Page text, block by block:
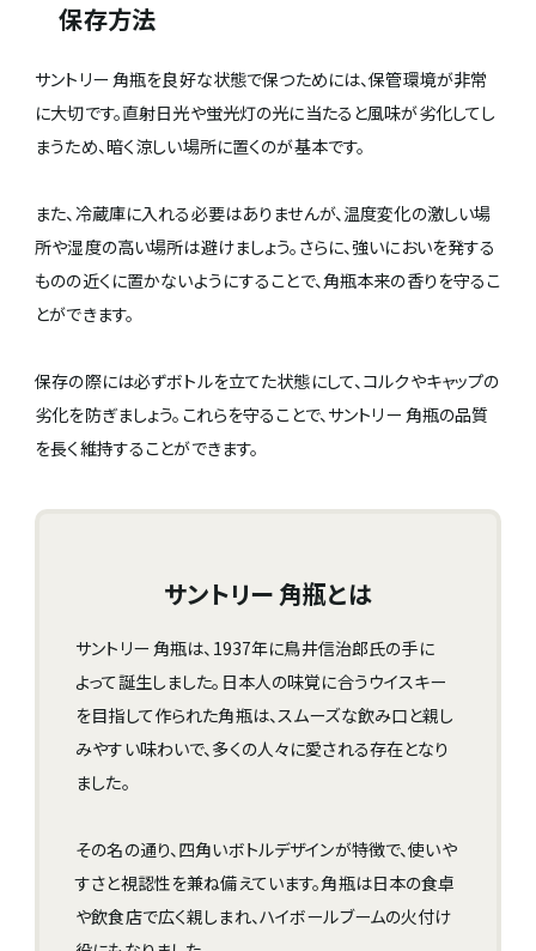
保存方法
サントリー 角瓶を良好な状態で保つためには、保管環境が非常
に大切です。直射日光や蛍光灯の光に当たると風味が劣化してし
まうため、暗く涼しい場所に置くのが基本です。
また、冷蔵庫に入れる必要はありませんが、温度変化の激しい場
所や湿度の高い場所は避けましょう。さらに、強いにおいを発する
ものの近くに置かないようにすることで、角瓶本来の香りを守るこ
とができます。
保存の際には必ずボトルを立てた状態にして、コルクやキャップの
劣化を防ぎましょう。これらを守ることで、サントリー 角瓶の品質
を長く維持することができます。
サントリー 角瓶とは
サントリー 角瓶は、1937年に鳥井信治郎氏の手に
よって誕生しました。日本人の味覚に合うウイスキー
を目指して作られた角瓶は、スムーズな飲み口と親し
みやすい味わいで、多くの人々に愛される存在となり
ました。
その名の通り、四角いボトルデザインが特徴で、使いや
すさと視認性を兼ね備えています。角瓶は日本の食卓
や飲食店で広く親しまれ、ハイボールブームの火付け